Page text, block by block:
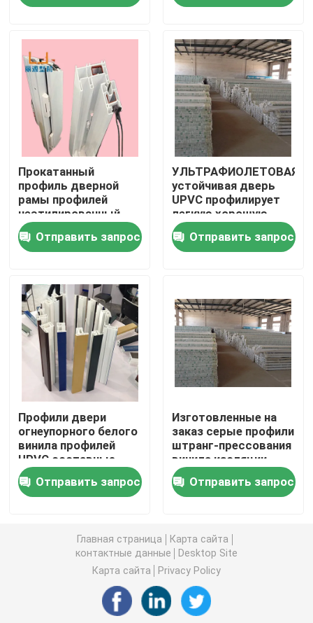
О нас
Путешествие фабрики
Проверка качества
Свяжитесь мы
Спросите цитату
Профили окна UPVC
Профили штранг-прессования UPVC
окно окна upvc
окно upvc сползая
Дверь UPVC французская
Окно термального перерыва алюминиевое
Двери термального перерыва алюминиевые
Прокатанный
профиль дверной
рамы профилей
неэтилированный
UPVC окна и двери
Отправить запрос
УЛЬТРАФИОЛЕТОВАЯ
устойчивая дверь
UPVC профилирует
легкую хорошую
работу установки
Отправить запрос
Профили двери
огнеупорного белого
винила профилей
UPVC составные
подгоняли
Отправить запрос
Изготовленные на
заказ серые профили
штранг-прессования
винила изоляции
жары профиля двери
составные
Отправить запрос
Главная страница
Карта сайта
контактные данные
Desktop Site
Карта сайта
Privacy Policy